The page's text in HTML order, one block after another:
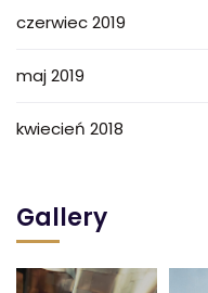
czerwiec 2019
maj 2019
kwiecień 2018
Gallery